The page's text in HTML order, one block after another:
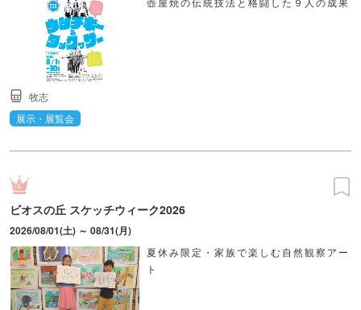
牧志
展示・展覧会
ビオスの丘 スケッチウィーク2026
2026/08/01(土) ～ 08/31(月)
夏休み限定・家族で楽しむ自然観察アー
ト